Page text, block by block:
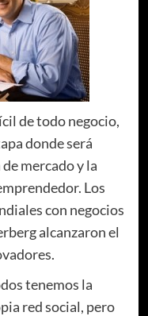
de todo negocio,
donde será
mercado y la
Los
con negocios
alcanzaron el
tenemos la
red social, pero